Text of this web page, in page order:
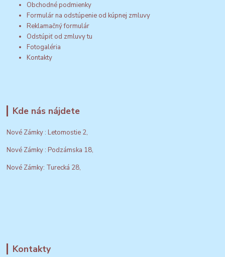
Obchodné podmienky
Formulár na odstúpenie od kúpnej zmluvy
Reklamačný formulár
Odstúpiť od zmluvy tu
Fotogaléria
Kontakty
Kde nás nájdete
Nové Zámky : Letomostie 2,
Nové Zámky : Podzámska 18,
Nové Zámky: Turecká 28,
Kontakty